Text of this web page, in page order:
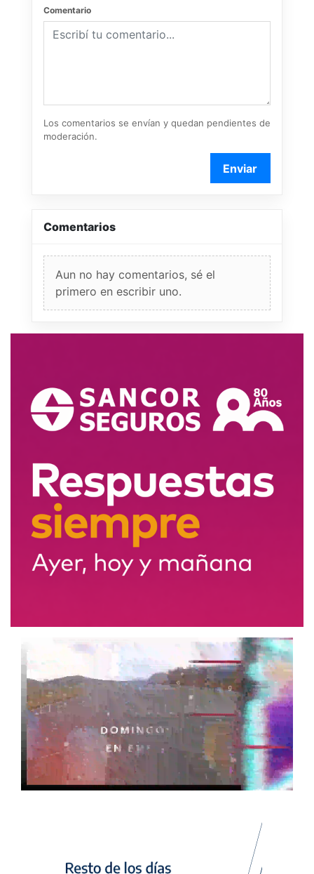
Comentario
Los comentarios se envían y quedan pendientes de
moderación.
Enviar
Comentarios
Aun no hay comentarios, sé el
primero en escribir uno.